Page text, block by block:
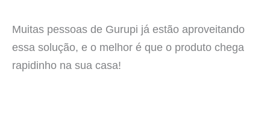
Muitas pessoas de Gurupi já estão aproveitando
essa solução, e o melhor é que o produto chega
rapidinho na sua casa!